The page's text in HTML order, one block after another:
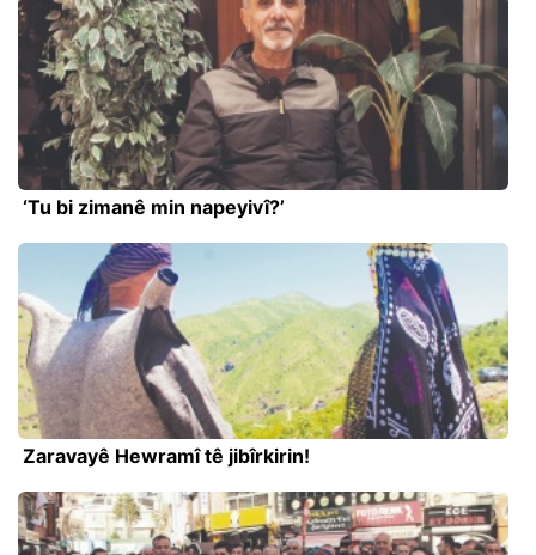
‘Tu bi zimanê min napeyivî?’
Zaravayê Hewramî tê jibîrkirin!